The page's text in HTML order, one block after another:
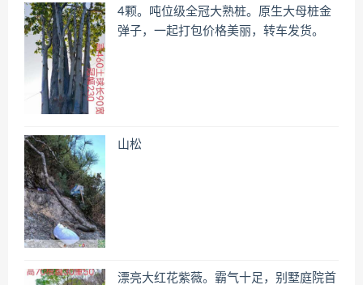
4颗。吨位级全冠大熟桩。原生大母桩金
弹子，一起打包价格美丽，转车发货。
山松
漂亮大红花紫薇。霸气十足，别墅庭院首